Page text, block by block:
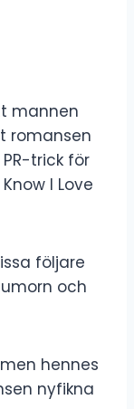
mannen
romansen
trick för
I Love
följare
och
hennes
nyfikna